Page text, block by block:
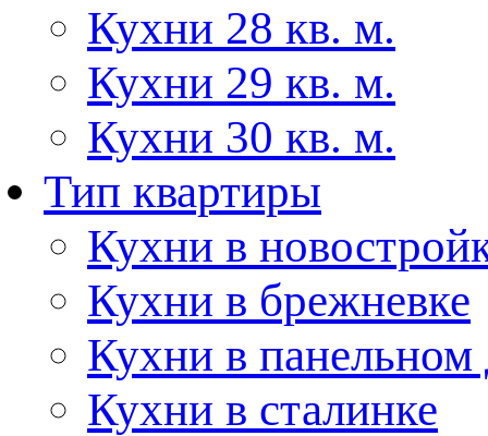
Кухни 28 кв. м.
Кухни 29 кв. м.
Кухни 30 кв. м.
Тип квартиры
Кухни в
Кухни в брежневке
Кухни в панельном
Кухни в сталинке